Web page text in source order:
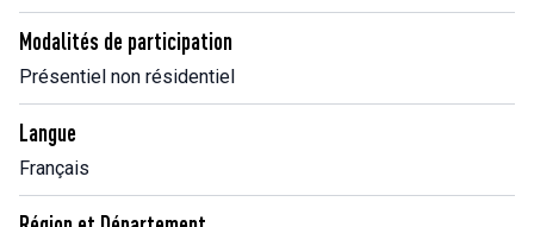
Modalités de participation
Présentiel non résidentiel
Langue
Français